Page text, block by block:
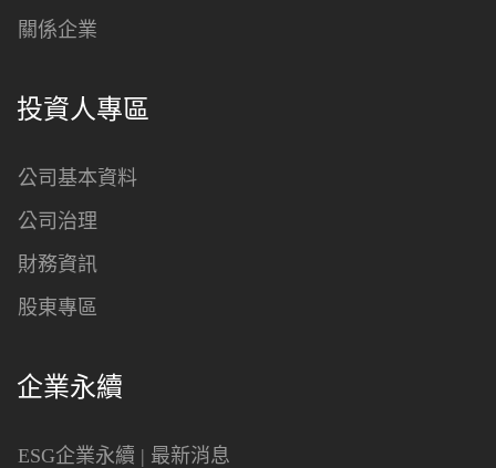
關係企業
投資人專區
公司基本資料
公司治理
財務資訊
股東專區
企業永續
ESG企業永續 | 最新消息